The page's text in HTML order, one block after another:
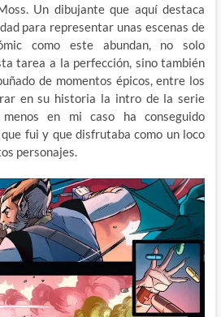
Un dibujante que aquí destaca
para representar unas escenas de
como este abundan, no solo
tarea a la perfección, sino también
de momentos épicos, entre los
en su historia la intro de la serie
en mi caso ha conseguido
fui y que disfrutaba como un loco
personajes.